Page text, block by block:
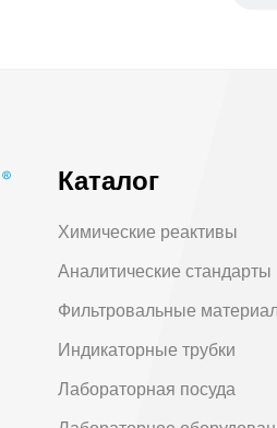
Перекись водорода
Пропиленгликоль
Трифторуксусный
Углерод 4-х хлористый
Хлороформ
Каталог
Химические реактивы
Аналитические стандарты
Фильтровальные
Индикаторные трубки
Лабораторная посуда